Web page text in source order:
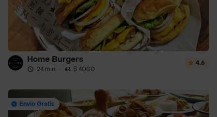
Home Burgers
24 min · $ 4000
4.6
Envío Gratis